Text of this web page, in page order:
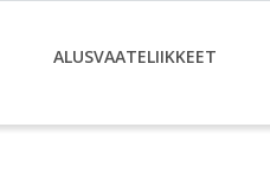
ALUSVAATELIIKKEET